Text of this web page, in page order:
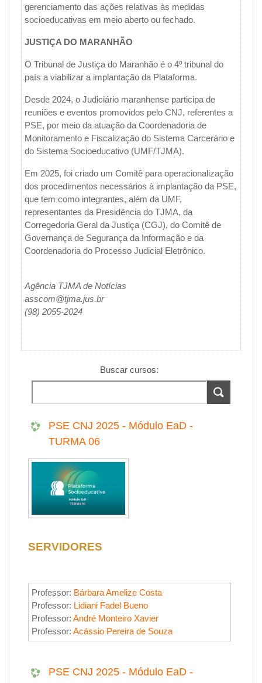
gerenciamento das ações relativas às medidas
socioeducativas em meio aberto ou fechado.
JUSTIÇA DO MARANHÃO
O Tribunal de Justiça do Maranhão é o 4º tribunal do
país a viabilizar a implantação da Plataforma.
Desde 2024, o Judiciário maranhense participa de
reuniões e eventos promovidos pelo CNJ, referentes a
PSE, por meio da atuação da Coordenadoria de
Monitoramento e Fiscalização do Sistema Carcerário e
do Sistema Socioeducativo (UMF/TJMA).
Em 2025, foi criado um Comitê para operacionalização
dos procedimentos necessários à implantação da PSE,
que tem como integrantes, além da UMF,
representantes da Presidência do TJMA, da
Corregedoria Geral da Justiça (CGJ), do Comitê de
Governança de Segurança da Informação e da
Coordenadoria do Processo Judicial Eletrônico.
Agência TJMA de Notícias
asscom@tjma.jus.br
(98) 2055-2024
Buscar cursos:
PSE CNJ 2025 - Módulo EaD -
TURMA 06
SERVIDORES
Professor: Bárbara Amelize Costa
Professor: Lidiani Fadel Bueno
Professor: André Monteiro Xavier
Professor: Acássio Pereira de Souza
PSE CNJ 2025 - Módulo EaD -